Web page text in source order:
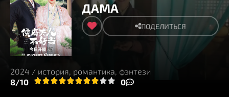
ДАМА
ПОДЕЛИТЬСЯ
2024 / история, романтика, фэнтези
8/10
4 5 6 7 8 9 10 0